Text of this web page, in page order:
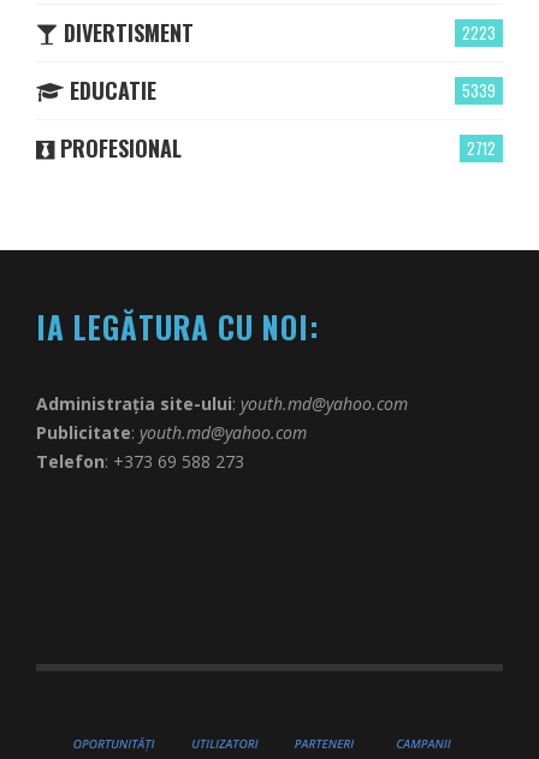
2223
DIVERTISMENT
5339
EDUCATIE
2712
PROFESIONAL
IA LEGĂTURA CU NOI:
Administrația site-ului: youth.md@yahoo.com
Publicitate: youth.md@yahoo.com
Telefon: +373 69 588 273